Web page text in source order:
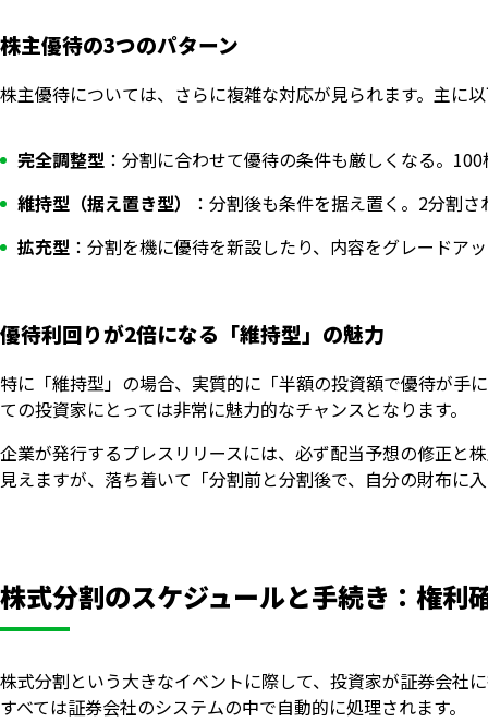
株主優待の3つのパターン
株主優待については、さらに複雑な対応が見られます。主に
完全調整型 ：分割に合わせて優待の条件も厳しくなる。
維持型（据え置き型）
：分割後も条件を据え置く。2分割
拡充型 ：分割を機に優待を新設したり、内容をグレードア
優待利回りが2倍になる「維持型」の魅力
特に「維持型」の場合、実質的に「半額の投資額で優待が手
ての投資家にとっては非常に魅力的なチャンスとなります。
企業が発行するプレスリリースには、必ず配当予想の修正と
見えますが、落ち着いて「分割前と分割後で、自分の財布に
株式分割のスケジュールと手続き：権利
株式分割という大きなイベントに際して、投資家が証券会社
すべては証券会社のシステムの中で自動的に処理されます。